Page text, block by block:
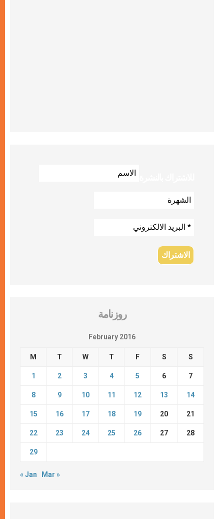
روزنامة
February 2016
M T W T F S S
1 2 3 4 5 6 7
8 9 10 11 12 13 14
15 16 17 18 19 20 21
22 23 24 25 26 27 28
29
« Jan Mar »